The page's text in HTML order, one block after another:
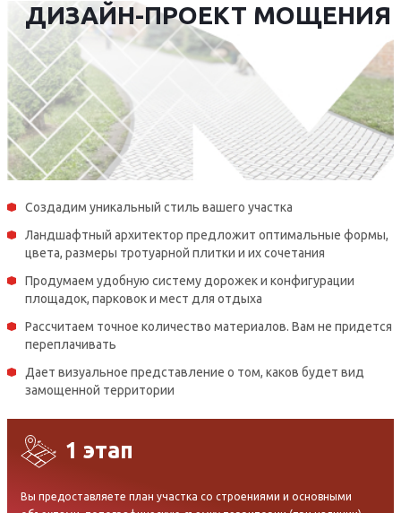
ДИЗАЙН-ПРОЕКТ МОЩЕНИЯ
Создадим уникальный стиль вашего участка
Ландшафтный архитектор предложит оптимальные формы,
цвета, размеры тротуарной плитки и их сочетания
Продумаем удобную систему дорожек и конфигурации
площадок, парковок и мест для отдыха
Рассчитаем точное количество материалов. Вам не придется
переплачивать
Дает визуальное представление о том, каков будет вид
замощенной территории
1 этап
Вы предоставляете план участка со строениями и основными